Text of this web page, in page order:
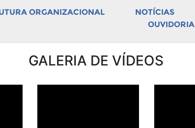
ORGANIZACIONAL NOTÍCIAS
OUVIDORIA
GALERIA DE VÍDEOS